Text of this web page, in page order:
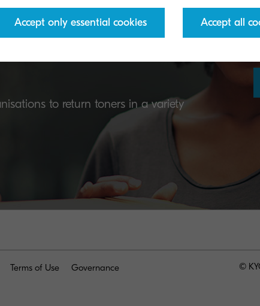
to return toners in a variety
Terms of Use Governance ©
Accept only essential cookies Accept all